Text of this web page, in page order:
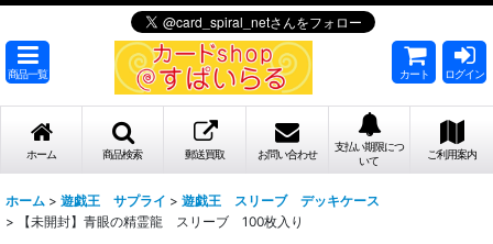
商品一覧 カート ログイン
ホーム 商品検索 郵送買取 お問い合わせ
支払い期限につ
いて
ご利用案内
ホーム > 遊戯王 サプライ > 遊戯王 スリーブ デッキケース
>
【未開封】青眼の精霊龍 スリーブ 100枚入り